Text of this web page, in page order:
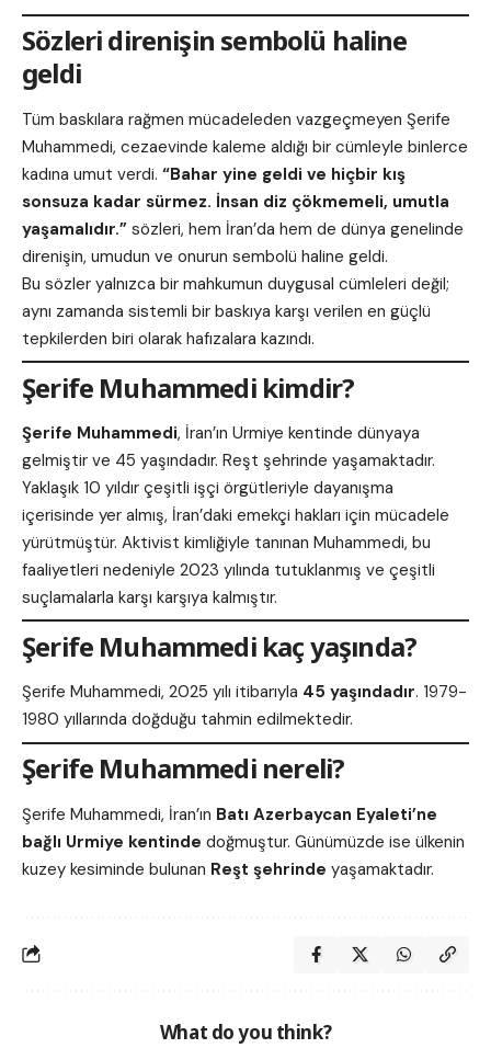
Sözleri direnişin sembolü haline
geldi
Tüm baskılara rağmen mücadeleden vazgeçmeyen Şerife
Muhammedi, cezaevinde kaleme aldığı bir cümleyle binlerce
kadına umut verdi. “Bahar yine geldi ve hiçbir kış
sonsuza kadar sürmez. İnsan diz çökmemeli, umutla
yaşamalıdır.” sözleri, hem İran’da hem de dünya genelinde
direnişin, umudun ve onurun sembolü haline geldi.
Bu sözler yalnızca bir mahkumun duygusal cümleleri değil;
aynı zamanda sistemli bir baskıya karşı verilen en güçlü
tepkilerden biri olarak hafızalara kazındı.
Şerife Muhammedi kimdir?
Şerife Muhammedi, İran’ın Urmiye kentinde dünyaya
gelmiştir ve 45 yaşındadır. Reşt şehrinde yaşamaktadır.
Yaklaşık 10 yıldır çeşitli işçi örgütleriyle dayanışma
içerisinde yer almış, İran’daki emekçi hakları için mücadele
yürütmüştür. Aktivist kimliğiyle tanınan Muhammedi, bu
faaliyetleri nedeniyle 2023 yılında tutuklanmış ve çeşitli
suçlamalarla karşı karşıya kalmıştır.
Şerife Muhammedi kaç yaşında?
Şerife Muhammedi, 2025 yılı itibarıyla 45 yaşındadır. 1979-
1980 yıllarında doğduğu tahmin edilmektedir.
Şerife Muhammedi nereli?
Şerife Muhammedi, İran’ın Batı Azerbaycan Eyaleti’ne
bağlı Urmiye kentinde doğmuştur. Günümüzde ise ülkenin
kuzey kesiminde bulunan Reşt şehrinde yaşamaktadır.
What do you think?